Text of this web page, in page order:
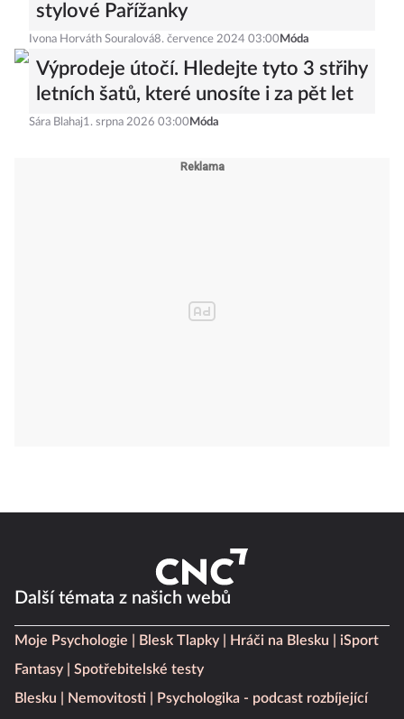
stylové Pařížanky
Ivona Horváth Souralová8. července 2024 03:00 Móda
Výprodeje útočí. Hledejte tyto 3 střihy
letních šatů, které unosíte i za pět let
Sára Blahaj1. srpna 2026 03:00 Móda
Další témata z našich webů
Moje Psychologie Blesk Tlapky Hráči na Blesku
iSport
Fantasy
Spotřebitelské testy
Blesku
Nemovitosti
Psychologika - podcast rozbíjející